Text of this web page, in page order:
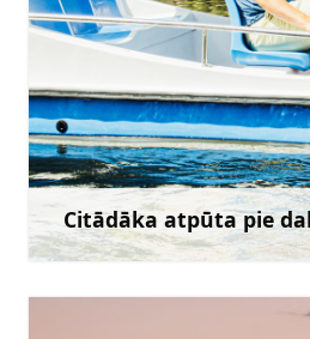
Citādāka atpūta pie
info@sbalance.lv
27877590